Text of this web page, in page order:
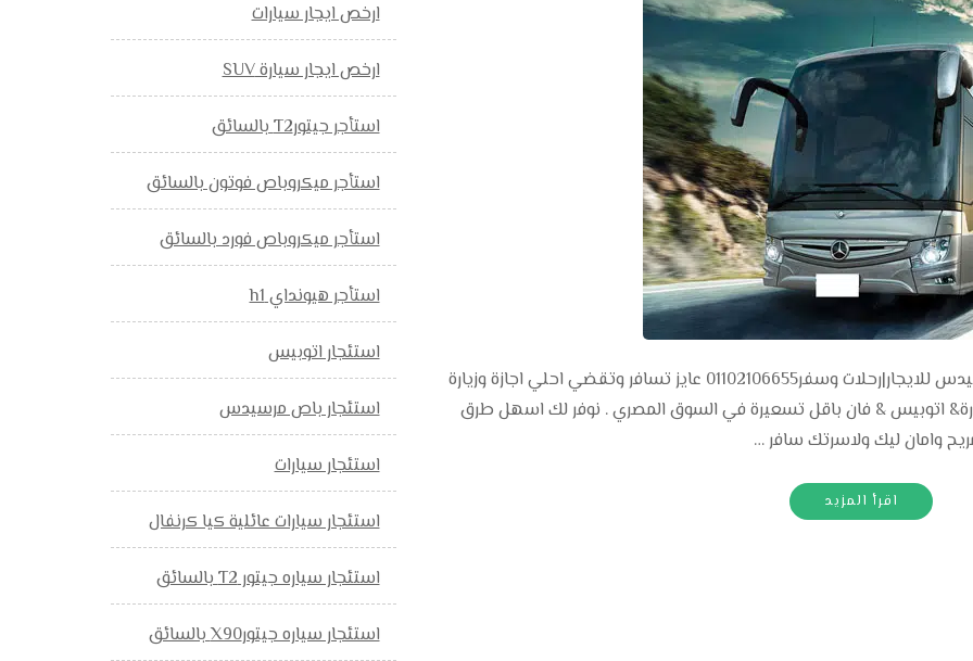
إيجار اتوبيس مرسيدس اتوبيسات سياحية مرسيدس للايجار|رحلات وسفر01102106655 عايز تسافر وتقضي احلي اجازة وزيارة
اتوبيس & فان باقل تسعيرة في السوق المصري . نوفر لك اسهل طرق
وامان ليك ولاسرتك سافر …
اقرأ المزيد
ارخص ايجار سيارات
ارخص ايجار سيارة SUV
استأجر جيتورT2 بالسائق
استأجر ميكروباص فوتون بالسائق
استأجر ميكروباص فورد بالسائق
استأجر هيونداي h1
استئجار اتوبيس
استئجار باص مرسيدس
استئجار سيارات
استئجار سيارات عائلية كيا كرنفال
استئجار سياره جيتور T2 بالسائق
استئجار سياره جيتورX90 بالسائق